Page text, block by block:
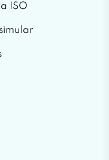
ISO